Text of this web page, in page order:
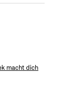
macht dich